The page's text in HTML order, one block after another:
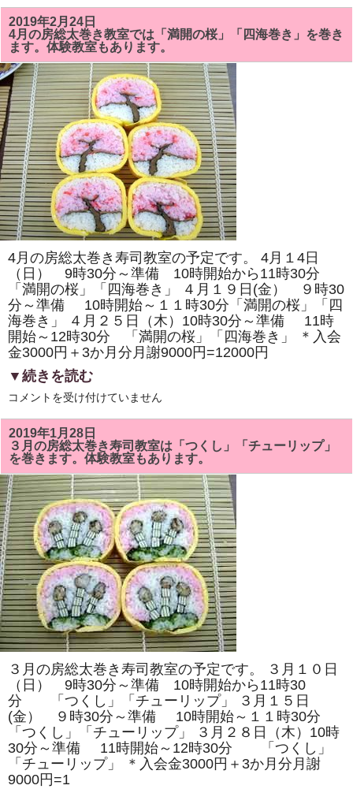
の
房
総
太
巻
き
ず
し
教
室
で
は
「ア
ゲ
ハ
チ
ョ
ウ」
「バ
ラ
の
花」
を
巻
き
ま
す。
体
験
教
室
も
あ
り
ま
す。
は
2019年2月24日
4月の房総太巻き教室では「満開の桜」「四海巻き」を巻き
ます。体験教室もあります。
4月の房総太巻き寿司教室の予定です。 4月１4日
（日） 9時30分～準備 10時開始から11時30分
「満開の桜」「四海巻き」 ４月１９日(金） ９時30
分～準備 10時開始～１１時30分「満開の桜」「四
海巻き」 ４月２５日（木）10時30分～準備 11時
開始～12時30分 「満開の桜」「四海巻き」 ＊入会
金3000円＋3か月分月謝9000円=12000円
▼続きを読む
4
の
房
総
太
巻
き
教
室
で
は
「満
開
の
桜」
「四
海
巻
き」
を
巻
き
ま
す。
体
験
教
室
も
あ
ま
す。
は
コメントを受け付けていません
2019年1月28日
３月の房総太巻き寿司教室は「つくし」「チューリップ」
を巻きます。体験教室もあります。
３月の房総太巻き寿司教室の予定です。 ３月１０日
（日） 9時30分～準備 10時開始から11時30
分 「つくし」「チューリップ」 ３月１５日
(金） ９時30分～準備 10時開始～１１時30分
「つくし」「チューリップ」 ３月２８日（木）10時
30分～準備 11時開始～12時30分 「つくし」
「チューリップ」 ＊入会金3000円＋3か月分月謝
9000円=1